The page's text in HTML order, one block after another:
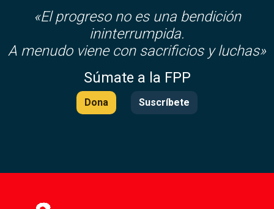
«El progreso no es una bendición
ininterrumpida.
A menudo viene con sacrificios y luchas»
Súmate a la FPP
Dona Suscríbete